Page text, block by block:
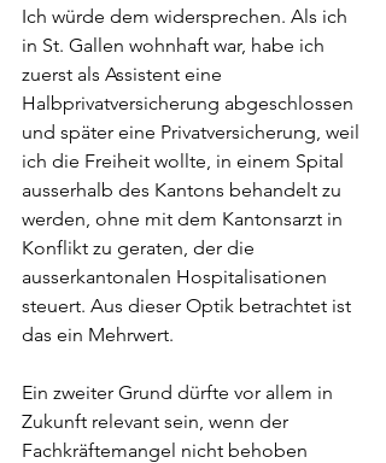
Ich würde dem widersprechen. Als ich
in St. Gallen wohnhaft war, habe ich
zuerst als Assistent eine
Halbprivatversicherung abgeschlossen
und später eine Privatversicherung, weil
ich die Freiheit wollte, in einem Spital
ausserhalb des Kantons behandelt zu
werden, ohne mit dem Kantonsarzt in
Konflikt zu geraten, der die
ausserkantonalen Hospitalisationen
steuert. Aus dieser Optik betrachtet ist
das ein Mehrwert.
Ein zweiter Grund dürfte vor allem in
Zukunft relevant sein, wenn der
Fachkräftemangel nicht behoben